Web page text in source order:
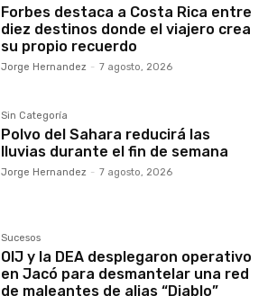
Forbes destaca a Costa Rica entre
diez destinos donde el viajero crea
su propio recuerdo
Jorge Hernandez - 7 agosto, 2026
Sin Categoría
Polvo del Sahara reducirá las
lluvias durante el fin de semana
Jorge Hernandez - 7 agosto, 2026
Sucesos
OIJ y la DEA desplegaron operativo
en Jacó para desmantelar una red
de maleantes de alias “Diablo”